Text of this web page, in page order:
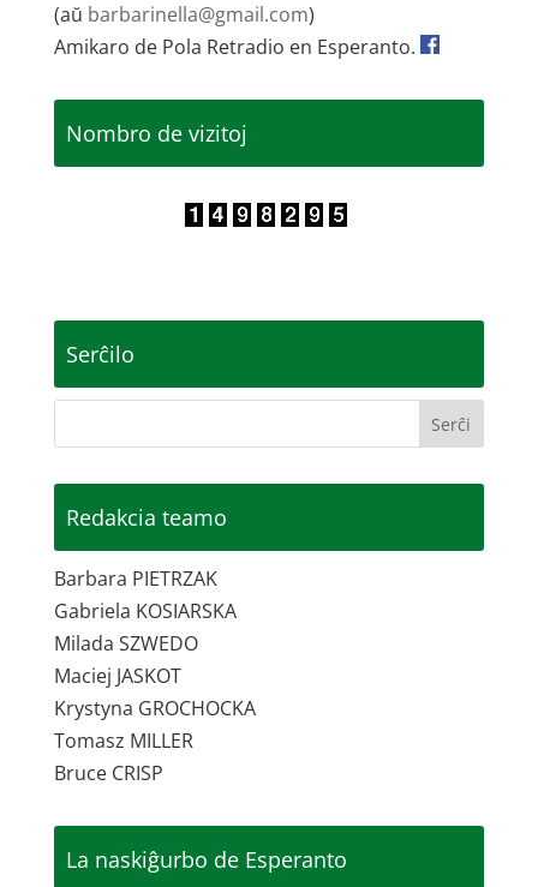
(aŭ barbarinella@gmail.com)
Amikaro de Pola Retradio en Esperanto.
Nombro de vizitoj
Serĉilo
Redakcia teamo
Barbara PIETRZAK
Gabriela KOSIARSKA
Milada SZWEDO
Maciej JASKOT
Krystyna GROCHOCKA
Tomasz MILLER
Bruce CRISP
La naskiĝurbo de Esperanto